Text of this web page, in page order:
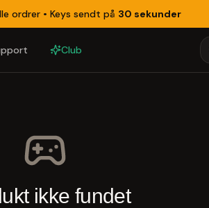
ordrer • Keys sendt på 30 sekunder
Club
ikke fundet